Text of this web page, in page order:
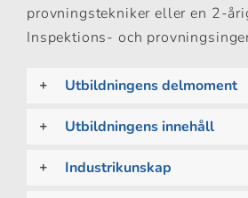
provningstekniker eller en 2-
Inspektions- och
Utbildningens delmoment
Utbildningens innehåll
Industrikunskap